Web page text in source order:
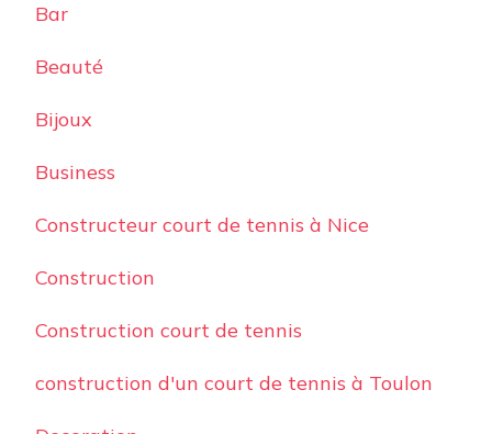
Bar
Beauté
Bijoux
Business
Constructeur court de tennis à Nice
Construction
Construction court de tennis
construction d'un court de tennis à Toulon